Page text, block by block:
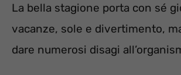
La bella stagione porta con sé
vacanze, sole e divertimento,
dare numerosi disagi